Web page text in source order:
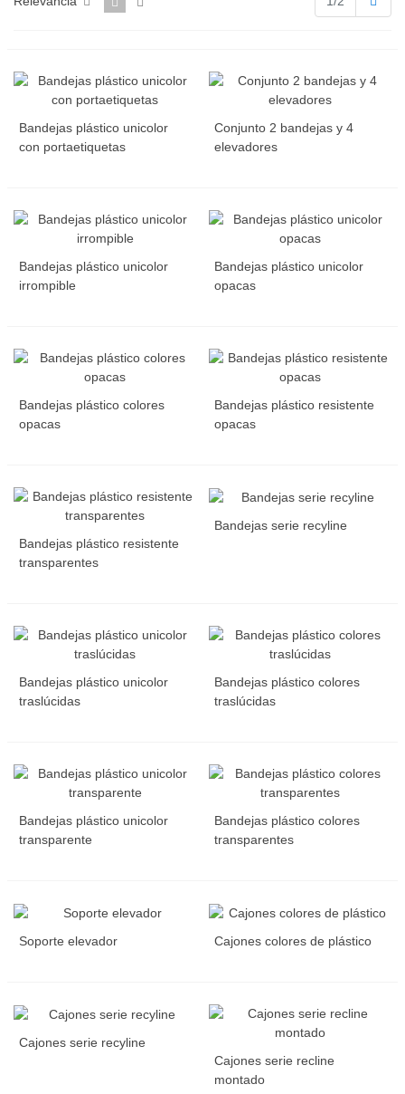
Bandejas plástico unicolor
con portaetiquetas
Conjunto 2 bandejas y 4
elevadores
Bandejas plástico unicolor
irrompible
Bandejas plástico unicolor
opacas
Bandejas plástico colores
opacas
Bandejas plástico resistente
opacas
Bandejas plástico resistente
transparentes
Bandejas serie recyline
Bandejas plástico unicolor
traslúcidas
Bandejas plástico colores
traslúcidas
Bandejas plástico unicolor
transparente
Bandejas plástico colores
transparentes
Soporte elevador Cajones colores de plástico
Cajones serie recyline
Cajones serie recline
montado